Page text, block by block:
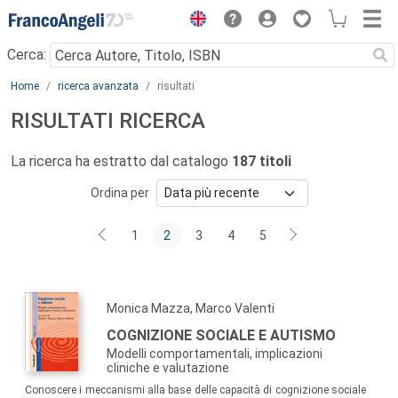
Menu
Cerca:
Main content
Home ricerca avanzata risultati
RISULTATI RICERCA
La ricerca ha estratto dal catalogo 187 titoli
Ordina per
1 2 3 4 5
Monica Mazza, Marco Valenti
COGNIZIONE SOCIALE E AUTISMO
Modelli comportamentali, implicazioni
cliniche e valutazione
Conoscere i meccanismi alla base delle capacità di cognizione sociale